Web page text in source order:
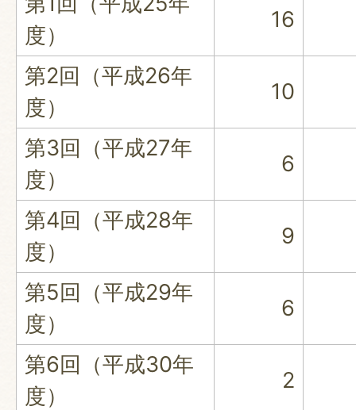
度）
16
第2回（平成26年
度）
10
第3回（平成27年
度）
6
第4回（平成28年
度）
9
第5回（平成29年
度）
6
第6回（平成30年
度）
2